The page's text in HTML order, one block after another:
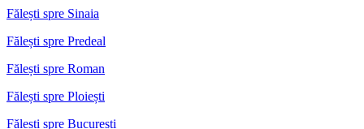
Fălești spre Sinaia
Fălești spre Predeal
Fălești spre Roman
Fălești spre Ploiești
Fălești spre București